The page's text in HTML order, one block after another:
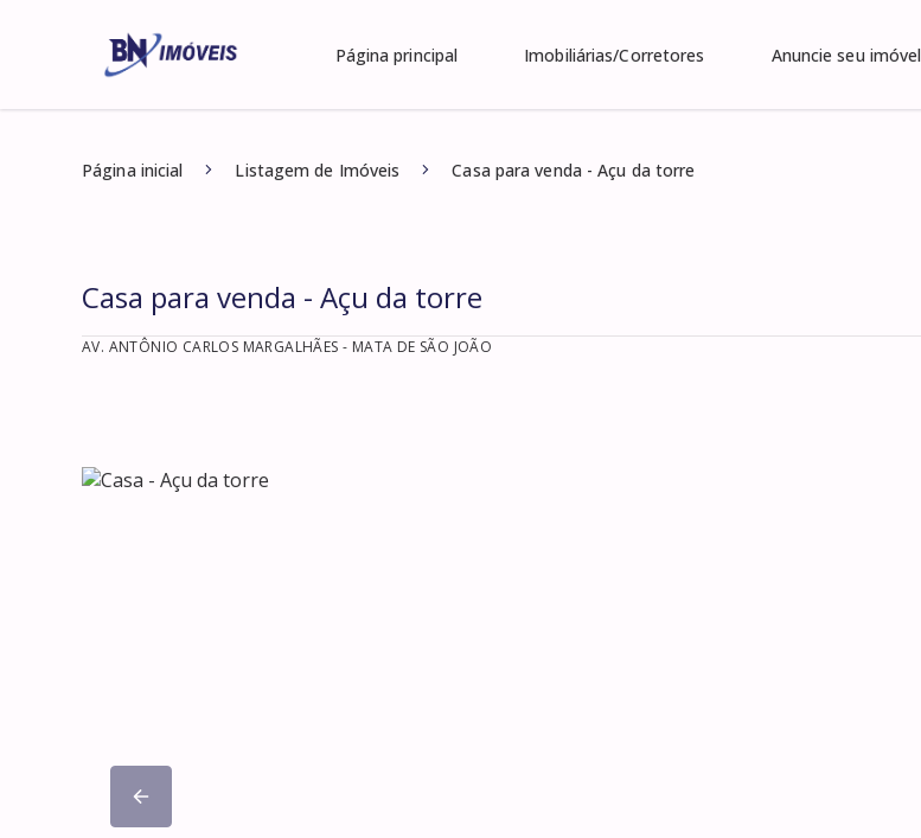
Página principal Imobiliárias/Corretores Anuncie seu imóvel
Página inicial Listagem de Imóveis Casa para venda - Açu da torre
Casa para venda - Açu da torre
AV. ANTÔNIO CARLOS MARGALHÃES - MATA DE SÃO JOÃO